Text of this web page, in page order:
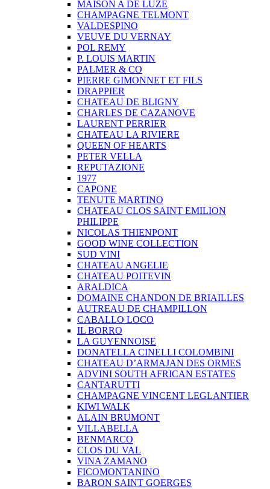
MAISON A DE LUZE
CHAMPAGNE TELMONT
VALDESPINO
VEUVE DU VERNAY
POL REMY
P. LOUIS MARTIN
PALMER & CO
PIERRE GIMONNET ET FILS
DRAPPIER
CHATEAU DE BLIGNY
CHARLES DE CAZANOVE
LAURENT PERRIER
CHATEAU LA RIVIERE
QUEEN OF HEARTS
PETER VELLA
REPUTAZIONE
1977
CAPONE
TENUTE MARTINO
CHATEAU CLOS SAINT EMILION
PHILIPPE
NICOLAS THIENPONT
GOOD WINE COLLECTION
SUD VINI
CHATEAU ANGELIE
CHATEAU POITEVIN
ARALDICA
DOMAINE CHANDON DE BRIAILLES
AUTREAU DE CHAMPILLON
CABALLO LOCO
IL BORRO
LA GUYENNOISE
DONATELLA CINELLI COLOMBINI
CHATEAU D’ARMAJAN DES ORMES
ADVINI SOUTH AFRICAN ESTATES
CANTARUTTI
CHAMPAGNE VINCENT LEGLANTIER
KIWI WALK
ALAIN BRUMONT
VILLABELLA
BENMARCO
CLOS DU VAL
VINA ZAMANO
FICOMONTANINO
BARON SAINT GOERGES